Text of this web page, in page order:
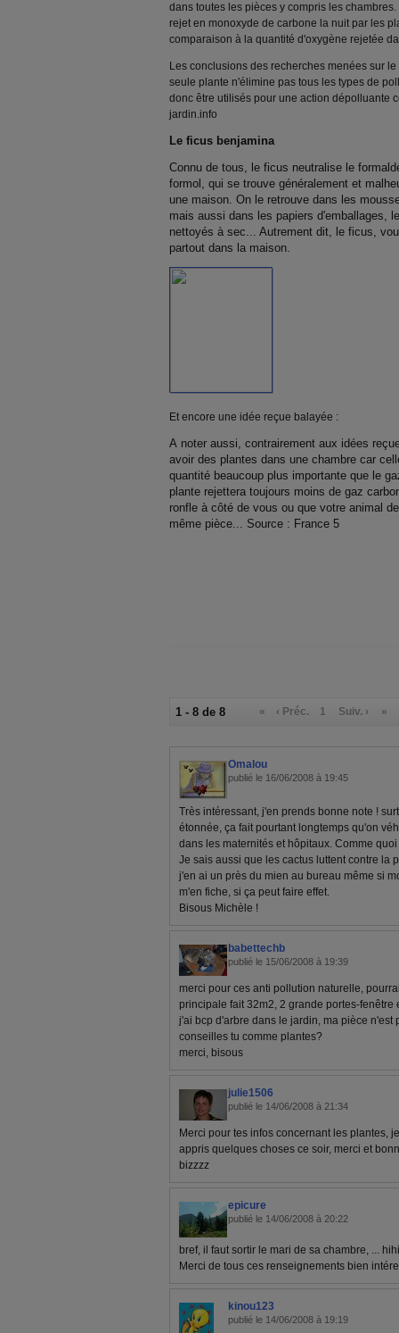
dans toutes les pièces y compris les
rejet en monoxyde de carbone la nuit par les
comparaison à la quantité d'oxygène rejetée
Les conclusions des recherches menées sur
seule plante n'élimine pas tous les types de
donc être utilisés pour une action dépolluante
jardin.info
Le ficus benjamina
Connu de tous, le ficus neutralise le
formol, qui se trouve généralement et
une maison. On le retrouve dans les
mais aussi dans les papiers d'emballages,
nettoyés à sec... Autrement dit, le ficus,
partout dans la maison.
Et encore une idée reçue balayée :
A noter aussi, contrairement aux idées
avoir des plantes dans une chambre car
quantité beaucoup plus importante que le
plante rejettera toujours moins de gaz
ronfle à côté de vous ou que votre animal
même pièce... Source : France 5
1 - 8 de 8 « ‹ Préc. 1 Suiv. › »
Omalou
publié le 16/06/2008 à 19:45
Très intéressant, j'en prends bonne note !
étonnée, ça fait pourtant longtemps qu'on
dans les maternités et hôpitaux. Comme quoi
Je sais aussi que les cactus luttent contre la
j'en ai un près du mien au bureau même si
m'en fiche, si ça peut faire effet.
Bisous Michèle !
babettechb
publié le 15/06/2008 à 19:39
merci pour ces anti pollution naturelle,
principale fait 32m2, 2 grande portes-fenêtre
j'ai bcp d'arbre dans le jardin, ma pièce n'est
conseilles tu comme plantes?
merci, bisous
julie1506
publié le 14/06/2008 à 21:34
Merci pour tes infos concernant les plantes,
appris quelques choses ce soir, merci et
bizzzz
epicure
publié le 14/06/2008 à 20:22
bref, il faut sortir le mari de sa chambre, ... hihi
Merci de tous ces renseignements bien
kinou123
publié le 14/06/2008 à 19:19